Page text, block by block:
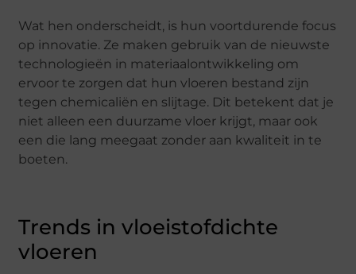
Wat hen onderscheidt, is hun voortdurende focus
op innovatie. Ze maken gebruik van de nieuwste
technologieën in materiaalontwikkeling om
ervoor te zorgen dat hun vloeren bestand zijn
tegen chemicaliën en slijtage. Dit betekent dat je
niet alleen een duurzame vloer krijgt, maar ook
een die lang meegaat zonder aan kwaliteit in te
boeten.
Trends in vloeistofdichte
vloeren